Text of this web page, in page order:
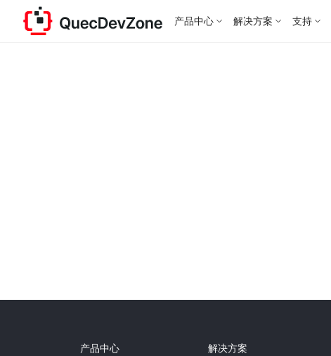
产品中心 解决方案 支持
产品中心
解决方案